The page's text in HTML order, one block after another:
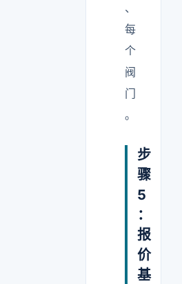
、
每
个
阀
门
。
步
骤
5
：
报
价
基